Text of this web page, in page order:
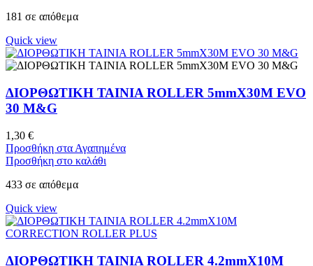
181 σε απόθεμα
Quick view
ΔΙΟΡΘΩΤΙΚΗ ΤΑΙΝΙΑ ROLLER 5mmX30M EVO
30 M&G
1,30 €
Προσθήκη στα Αγαπημένα
Προσθήκη στο καλάθι
433 σε απόθεμα
Quick view
ΔΙΟΡΘΩΤΙΚΗ ΤΑΙΝΙΑ ROLLER 4.2mmX10M